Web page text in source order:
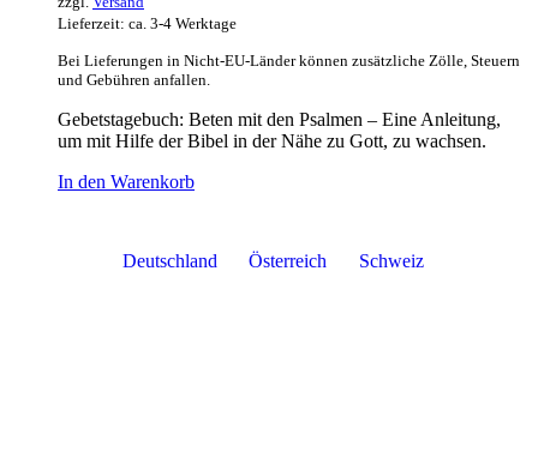
Lieferzeit: ca. 3-4 Werktage
Bei Lieferungen in Nicht-EU-Länder können zusätzliche Zölle, Steuern
und Gebühren anfallen.
Gebetstagebuch: Beten mit den Psalmen – Eine Anleitung,
um mit Hilfe der Bibel in der Nähe zu Gott, zu wachsen.
In den Warenkorb
Deutschland Österreich Schweiz